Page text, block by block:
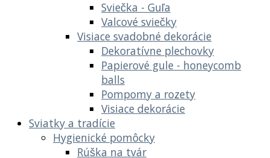
Sviečka - Guľa
Valcové sviečky
Visiace svadobné dekorácie
Dekoratívne plechovky
Papierové gule - honeycomb
balls
Pompomy a rozety
Visiace dekorácie
Sviatky a tradície
Hygienické pomôcky
Rúška na tvár